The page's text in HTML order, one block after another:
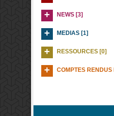
NEWS [3]
MEDIAS [1]
RESSOURCES [0]
COMPTES RENDUS